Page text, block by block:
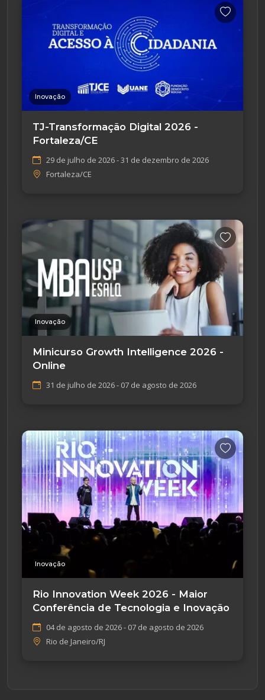
Inovação
TJ-Transformação Digital 2026 -
Fortaleza/CE
29 de julho de 2026 - 31 de dezembro de 2026
Fortaleza/CE
Inovação
Minicurso Growth Intelligence 2026 -
Online
31 de julho de 2026 - 07 de agosto de 2026
Inovação
Rio Innovation Week 2026 - Maior
Conferência de Tecnologia e Inovação
04 de agosto de 2026 - 07 de agosto de 2026
Rio de Janeiro/RJ